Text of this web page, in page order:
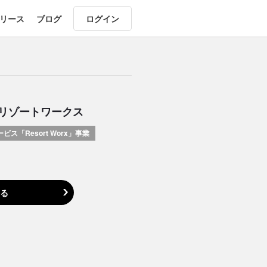
ース ブログ ログイン
ゾートワークス
ビス「Resort Worx」事業